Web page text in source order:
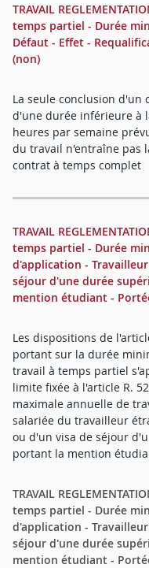
TRAVAIL
temps partiel - Durée
Défaut - Effet -
(non)
La seule conclusion
d'une durée inférieure à
heures par semaine
du travail n'entraîne pas
contrat à temps complet
TRAVAIL
temps partiel - Durée
d'application -
séjour d'une durée
mention étudiant -
Les dispositions de
portant sur la durée
travail à temps partiel
limite fixée à l'article R.
maximale annuelle de
salariée du travailleur
ou d'un visa de séjour
portant la mention
TRAVAIL
temps partiel - Durée
d'application -
séjour d'une durée
mention étudiant -